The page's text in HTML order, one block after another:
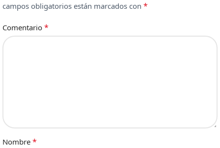
campos obligatorios están marcados con *
Comentario *
Nombre *